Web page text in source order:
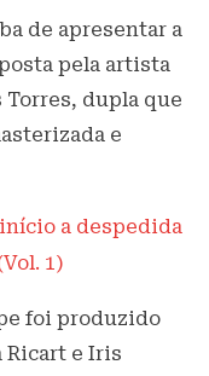
de apresentar a
pela artista
Torres, dupla que
e
a despedida
1)
foi produzido
Ricart e Iris